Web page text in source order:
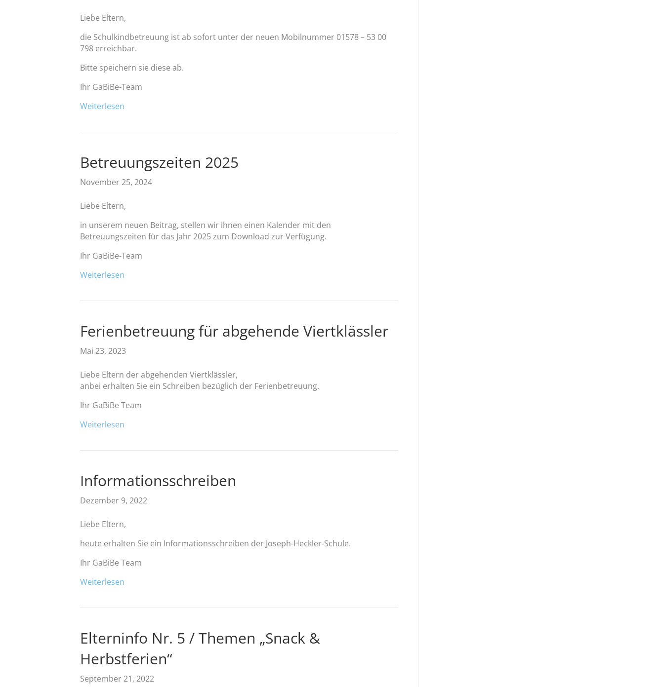
Liebe Eltern,
die Schulkindbetreuung ist ab sofort unter der neuen Mobilnummer 01578 – 53 00
798 erreichbar.
Bitte speichern sie diese ab.
Ihr GaBiBe-Team
Weiterlesen
Betreuungszeiten 2025
November 25, 2024
Liebe Eltern,
in unserem neuen Beitrag, stellen wir ihnen einen Kalender mit den
Betreuungszeiten für das Jahr 2025 zum Download zur Verfügung.
Ihr GaBiBe-Team
Weiterlesen
Ferienbetreuung für abgehende Viertklässler
Mai 23, 2023
Liebe Eltern der abgehenden Viertklässler,
anbei erhalten Sie ein Schreiben bezüglich der Ferienbetreuung.
Ihr GaBiBe Team
Weiterlesen
Informationsschreiben
Dezember 9, 2022
Liebe Eltern,
heute erhalten Sie ein Informationsschreiben der Joseph-Heckler-Schule.
Ihr GaBiBe Team
Weiterlesen
Elterninfo Nr. 5 / Themen „Snack &
Herbstferien“
September 21, 2022